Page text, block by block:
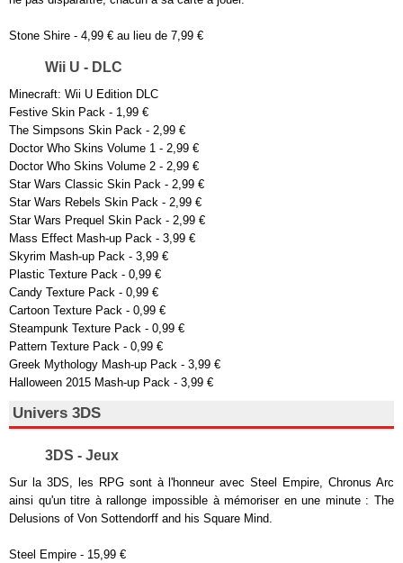
Stone Shire - 4,99 € au lieu de 7,99 €
Wii U - DLC
Minecraft: Wii U Edition DLC
Festive Skin Pack - 1,99 €
The Simpsons Skin Pack - 2,99 €
Doctor Who Skins Volume 1 - 2,99 €
Doctor Who Skins Volume 2 - 2,99 €
Star Wars Classic Skin Pack - 2,99 €
Star Wars Rebels Skin Pack - 2,99 €
Star Wars Prequel Skin Pack - 2,99 €
Mass Effect Mash-up Pack - 3,99 €
Skyrim Mash-up Pack - 3,99 €
Plastic Texture Pack - 0,99 €
Candy Texture Pack - 0,99 €
Cartoon Texture Pack - 0,99 €
Steampunk Texture Pack - 0,99 €
Pattern Texture Pack - 0,99 €
Greek Mythology Mash-up Pack - 3,99 €
Halloween 2015 Mash-up Pack - 3,99 €
Univers 3DS
3DS - Jeux
Sur la 3DS, les RPG sont à l'honneur avec Steel Empire, Chronus Arc
ainsi qu'un titre à rallonge impossible à mémoriser en une minute : The
Delusions of Von Sottendorff and his Square Mind.
Steel Empire - 15,99 €